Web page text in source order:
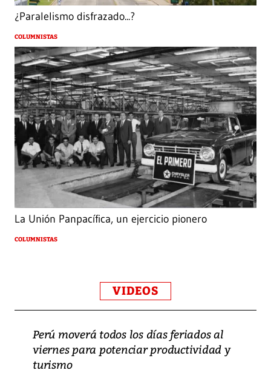
¿Paralelismo disfrazado...?
COLUMNISTAS
La Unión Panpacífica, un ejercicio pionero
COLUMNISTAS
VIDEOS
Perú moverá todos los días feriados al
viernes para potenciar productividad y
turismo